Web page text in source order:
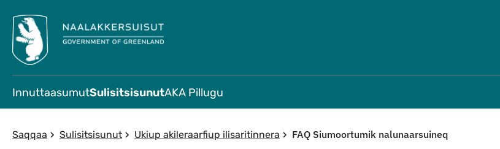
InnuttaasumutSulisitsisunutAKA Pillugu
Saqqaa Sulisitsisunut Ukiup akileraarfiup ilisaritinnera FAQ Siumoortumik nalunaarsuineq